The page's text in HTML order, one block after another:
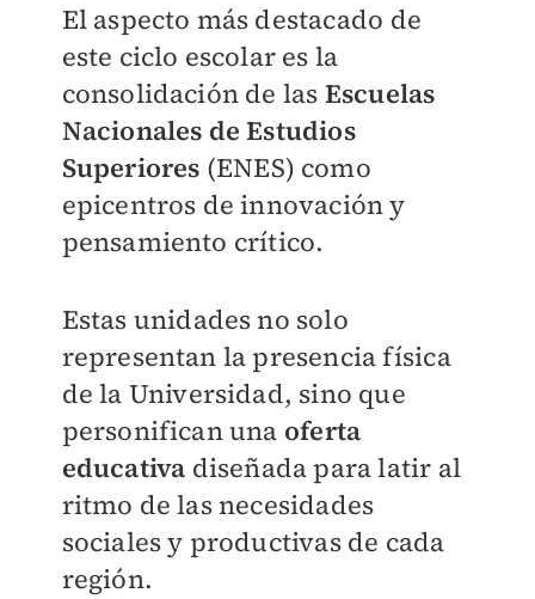
El aspecto más destacado de
este ciclo escolar es la
consolidación de las Escuelas
Nacionales de Estudios
Superiores (ENES) como
epicentros de innovación y
pensamiento crítico.
Estas unidades no solo
representan la presencia física
de la Universidad, sino que
personifican una oferta
educativa diseñada para latir al
ritmo de las necesidades
sociales y productivas de cada
región.